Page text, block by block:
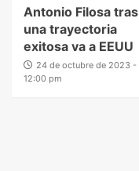
Antonio Filosa tras
una trayectoria
exitosa va a EEUU
24 de octubre de 2023 -
12:00 pm